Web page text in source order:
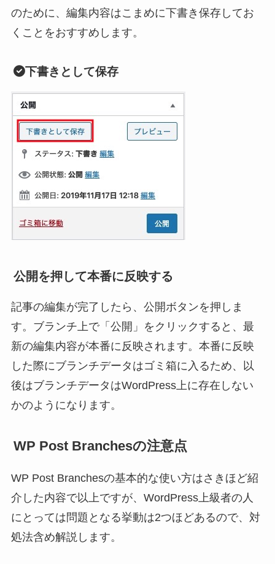
のために、編集内容はこまめに下書き保存してお
くことをおすすめします。
下書きとして保存
公開を押して本番に反映する
記事の編集が完了したら、公開ボタンを押しま
す。ブランチ上で「公開」をクリックすると、最
新の編集内容が本番に反映されます。本番に反映
した際にブランチデータはゴミ箱に入るため、以
後はブランチデータはWordPress上に存在しない
かのようになります。
WP Post Branchesの注意点
WP Post Branchesの基本的な使い方はさきほど紹
介した内容で以上ですが、WordPress上級者の人
にとっては問題となる挙動は2つほどあるので、対
処法含め解説します。